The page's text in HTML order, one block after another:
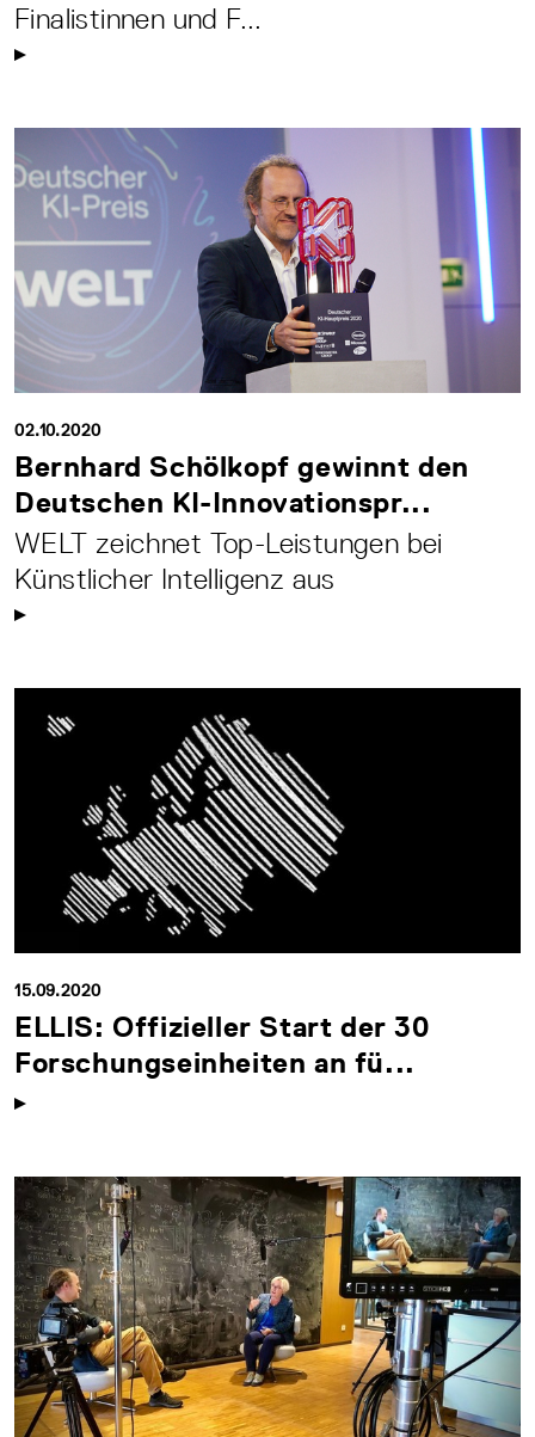
Finalistinnen und F...
02.10.2020
Bernhard Schölkopf gewinnt den
Deutschen KI-Innovationspr...
WELT zeichnet Top-Leistungen bei
Künstlicher Intelligenz aus
15.09.2020
ELLIS: Offizieller Start der 30
Forschungseinheiten an fü...